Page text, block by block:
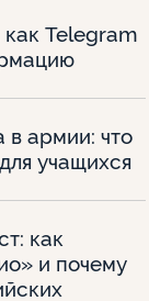
как Telegram
в армии: что
учащихся
как
и почему